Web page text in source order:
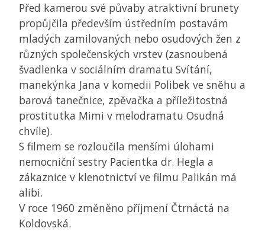
Před kamerou své půvaby atraktivní brunety
propůjčila především ústředním postavám
mladých zamilovaných nebo osudových žen z
různých společenských vrstev (zasnoubená
švadlenka v sociálním dramatu Svítání,
manekýnka Jana v komedii Polibek ve sněhu a
barová tanečnice, zpěvačka a příležitostná
prostitutka Mimi v melodramatu Osudná
chvíle).
S filmem se rozloučila menšími úlohami
nemocniční sestry Pacientka dr. Hegla a
zákaznice v klenotnictví ve filmu Palikán má
alibi.
V roce 1960 změněno příjmení Čtrnáctá na
Koldovská.